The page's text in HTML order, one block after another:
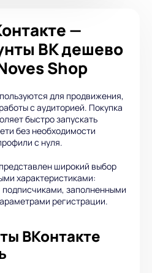
—
ВК дешево
Shop
для продвижения,
с аудиторией. Покупка
быстро запускать
без необходимости
с нуля.
широкий выбор
характеристиками:
заполненными
регистрации.
ВКонтакте